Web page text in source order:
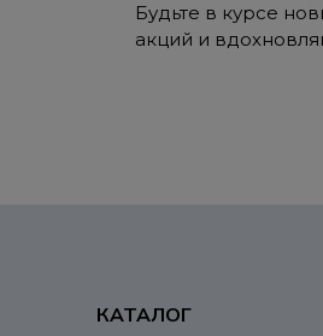
Будьте в курсе
акций и
КАТАЛОГ